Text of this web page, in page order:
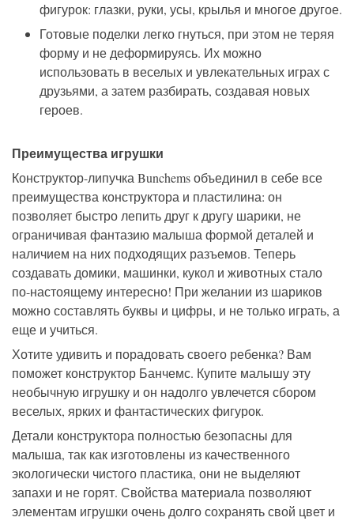
фигурок: глазки, руки, усы, крылья и многое другое.
Готовые поделки легко гнуться, при этом не теряя
форму и не деформируясь. Их можно
использовать в веселых и увлекательных играх с
друзьями, а затем разбирать, создавая новых
героев.
Преимущества игрушки
Конструктор-липучка Bunchems объединил в себе все
преимущества конструктора и пластилина: он
позволяет быстро лепить друг к другу шарики, не
ограничивая фантазию малыша формой деталей и
наличием на них подходящих разъемов. Теперь
создавать домики, машинки, кукол и животных стало
по-настоящему интересно! При желании из шариков
можно составлять буквы и цифры, и не только играть, а
еще и учиться.
Хотите удивить и порадовать своего ребенка? Вам
поможет конструктор Банчемс. Купите малышу эту
необычную игрушку и он надолго увлечется сбором
веселых, ярких и фантастических фигурок.
Детали конструктора полностью безопасны для
малыша, так как изготовлены из качественного
экологически чистого пластика, они не выделяют
запахи и не горят. Свойства материала позволяют
элементам игрушки очень долго сохранять свой цвет и